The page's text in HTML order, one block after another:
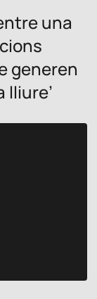
una
generen
lliure’